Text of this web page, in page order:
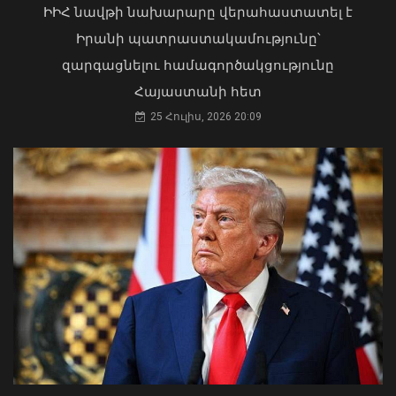
երթուղիներում
06 Օգոստոս, 2026 21:47
ԱԳ փոխնախարարը Նայրոբիում
ներկայացրել է COP17-ի
Դուք 5 տարի ինձնից փախած եք ման
եկել. Կոնջորյանը՝ «Հայաստան»
դաշինքի պատգամավորներին
04 Օգոստոս, 2026 15:53
ԻԻՀ նավթի նախարարը վերահաստատել է
Իրանի պատրաստակամությունը՝
զարգացնելու համագործակցությունը
Հայաստանի հետ
25 Հուլիս, 2026 20:09